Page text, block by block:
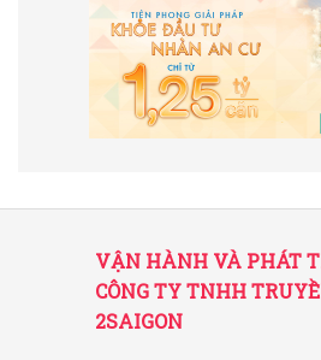
VẬN HÀNH VÀ PHÁT
CÔNG TY TNHH
2SAIGON